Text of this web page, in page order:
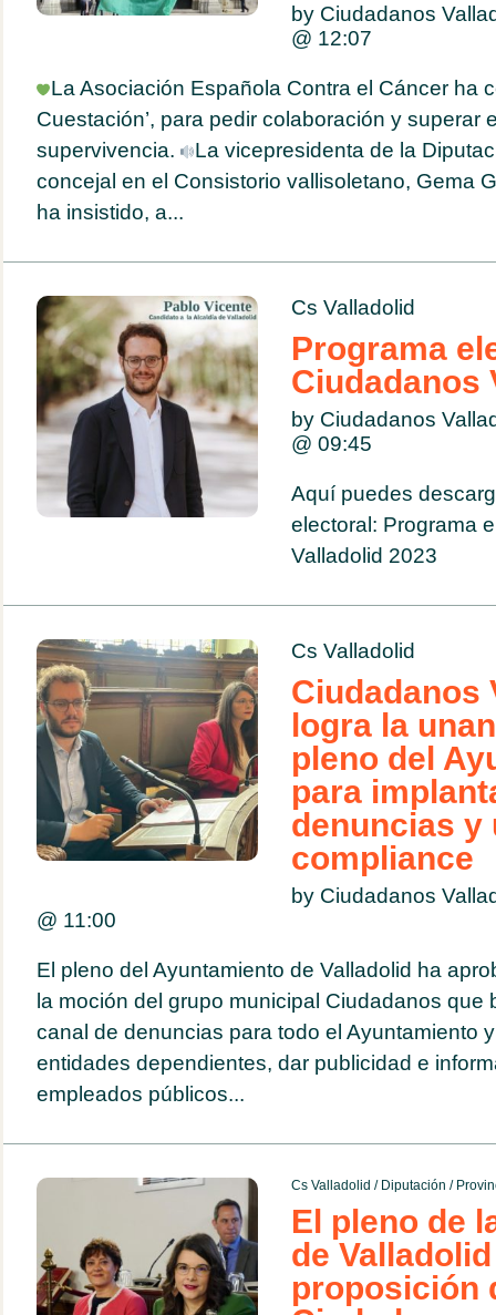
by Ciudadanos
@ 12:07
La Asociación Española Contra el Cáncer ha
Cuestación’, para pedir colaboración y superar
supervivencia.
La vicepresidenta de la
concejal en el Consistorio vallisoletano, Gema
ha insistido, a...
Cs Valladolid
Programa
Ciudadanos
by Ciudadanos
@ 09:45
Aquí puedes
electoral: Programa
Valladolid 2023
Cs Valladolid
Ciudadanos
logra la
pleno del
para
denuncias y
compliance
by Ciudadanos
@ 11:00
El pleno del Ayuntamiento de Valladolid ha
la moción del grupo municipal Ciudadanos que
canal de denuncias para todo el Ayuntamiento
entidades dependientes, dar publicidad e
empleados públicos...
Cs Valladolid / Diputación /
El pleno de
de
proposición